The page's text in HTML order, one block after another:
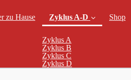
zu Hause Zyklus A-D
Zyklus A
Zyklus B
Zyklus C
Zyklus D
Shop